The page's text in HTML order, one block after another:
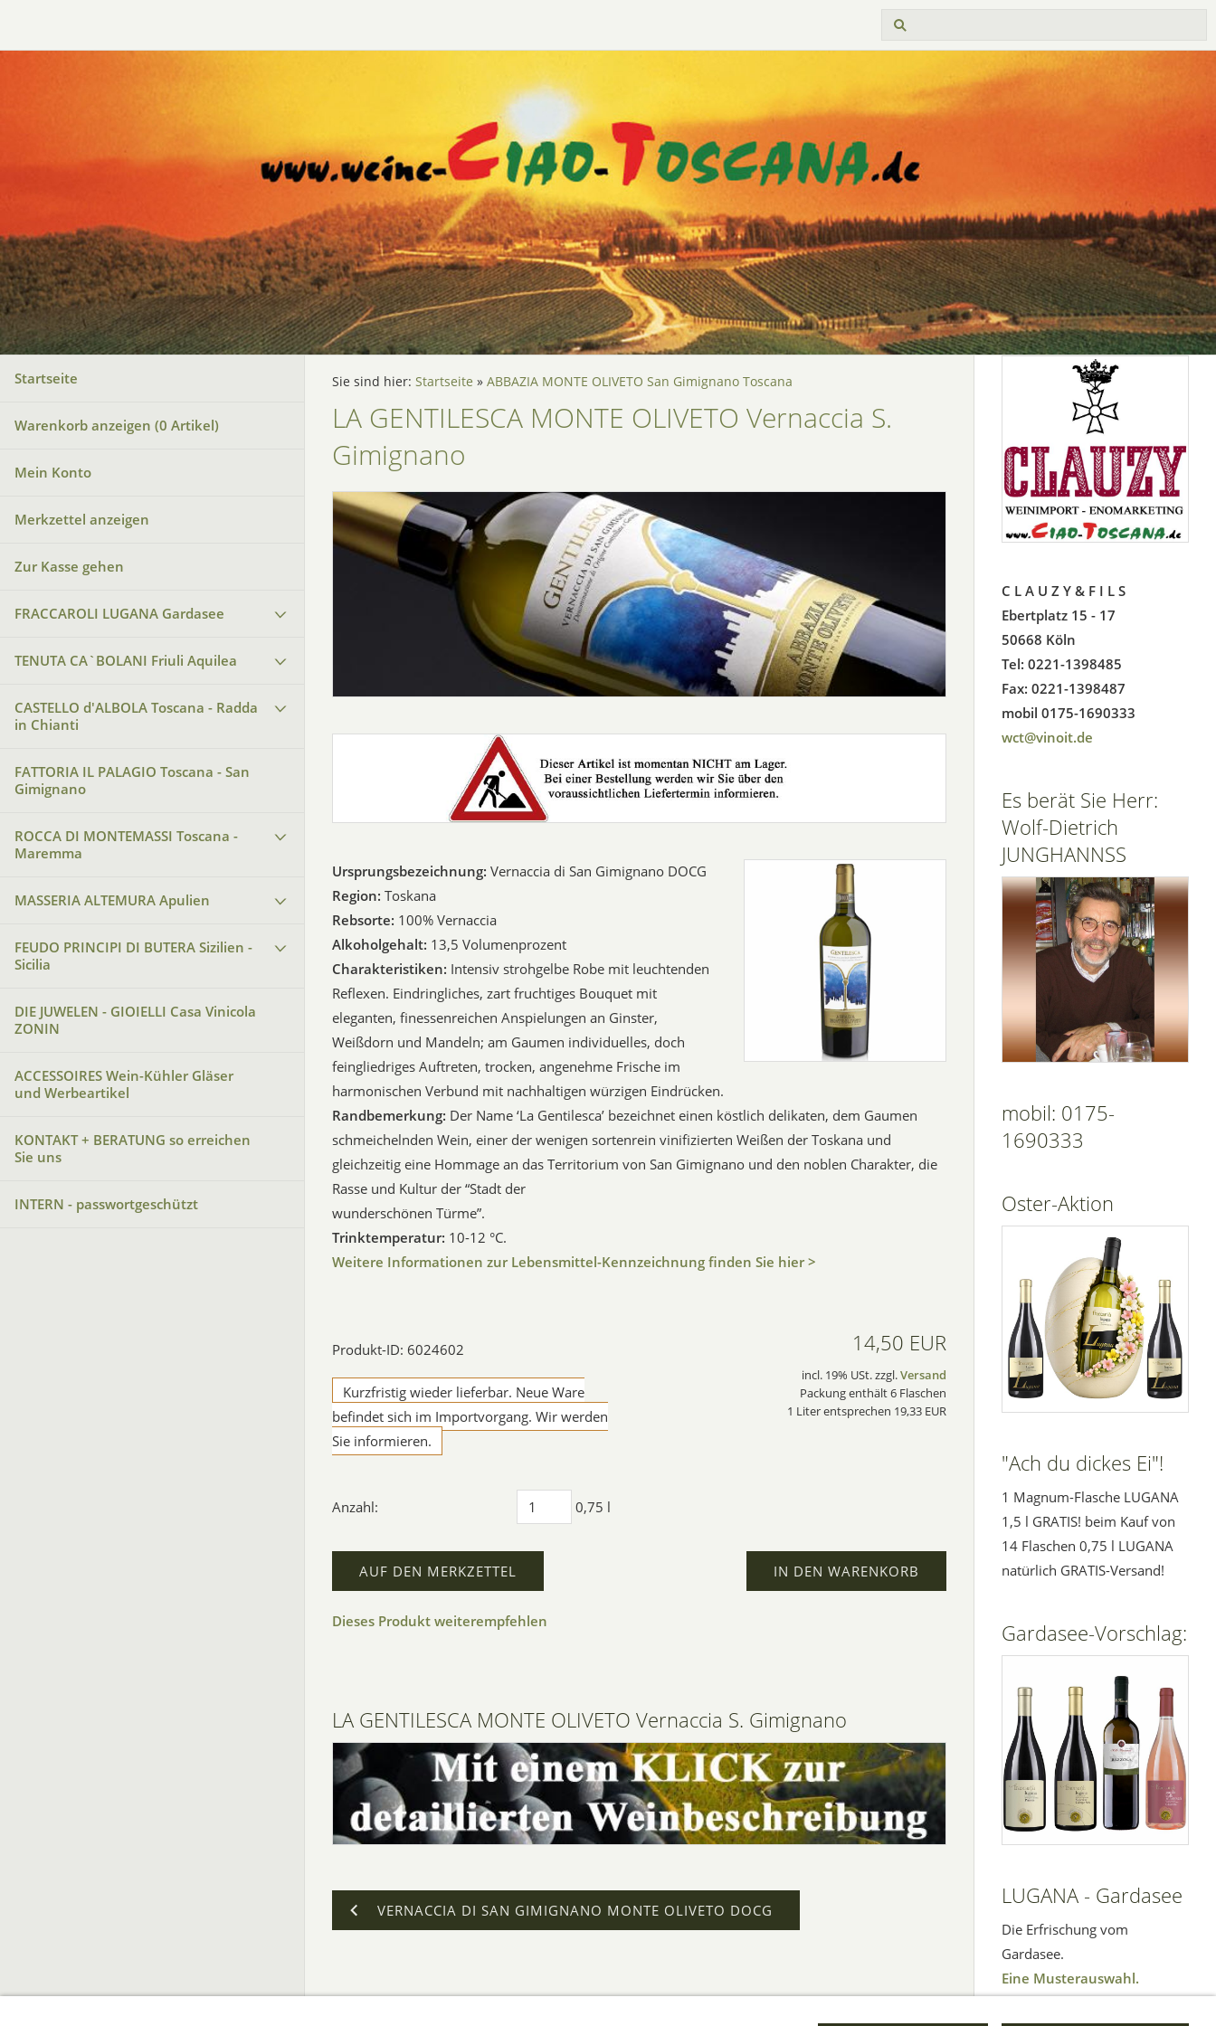
Startseite
Warenkorb anzeigen (0 Artikel)
Mein Konto
Merkzettel anzeigen
Zur Kasse gehen
FRACCAROLI LUGANA Gardasee
TENUTA CA`BOLANI Friuli Aquilea
CASTELLO d'ALBOLA Toscana - Radda
in Chianti
FATTORIA IL PALAGIO Toscana - San
Gimignano
ROCCA DI MONTEMASSI Toscana -
Maremma
MASSERIA ALTEMURA Apulien
FEUDO PRINCIPI DI BUTERA Sizilien -
Sicilia
DIE JUWELEN - GIOIELLI Casa Vinicola
ZONIN
ACCESSOIRES Wein-Kühler Gläser
und Werbeartikel
KONTAKT + BERATUNG so erreichen
Sie uns
INTERN - passwortgeschützt
Sie sind hier: Startseite » ABBAZIA MONTE OLIVETO San Gimignano Toscana
LA GENTILESCA MONTE OLIVETO Vernaccia S.
Gimignano
Ursprungsbezeichnung: Vernaccia di San Gimignano DOCG
Region: Toskana
Rebsorte: 100% Vernaccia
Alkoholgehalt: 13,5 Volumenprozent
Charakteristiken: Intensiv strohgelbe Robe mit leuchtenden
Reflexen. Eindringliches, zart fruchtiges Bouquet mit
eleganten, finessenreichen Anspielungen an Ginster,
Weißdorn und Mandeln; am Gaumen individuelles, doch
feingliedriges Auftreten, trocken, angenehme Frische im
harmonischen Verbund mit nachhaltigen würzigen Eindrücken.
Randbemerkung: Der Name ‘La Gentilesca’ bezeichnet einen köstlich delikaten, dem Gaumen
schmeichelnden Wein, einer der wenigen sortenrein vinifizierten Weißen der Toskana und
gleichzeitig eine Hommage an das Territorium von San Gimignano und den noblen Charakter, die
Rasse und Kultur der “Stadt der
wunderschönen Türme”.
Trinktemperatur: 10-12 °C.
Weitere Informationen zur Lebensmittel-Kennzeichnung finden Sie hier >
Produkt-ID: 6024602
Kurzfristig wieder lieferbar. Neue Ware
befindet sich im Importvorgang. Wir werden
Sie informieren.
14,50 EUR
incl. 19% USt. zzgl.Versand
Packung enthält 6 Flaschen
1 Liter entsprechen 19,33 EUR
Anzahl: 0,75 l
IN DEN WARENKORB
AUF DEN MERKZETTEL
Dieses Produkt weiterempfehlen
LA GENTILESCA MONTE OLIVETO Vernaccia S. Gimignano
VERNACCIA DI SAN GIMIGNANO MONTE OLIVETO DOCG
C L A U Z Y & F I L S
Ebertplatz 15 - 17
50668 Köln
Tel: 0221-1398485
Fax: 0221-1398487
mobil 0175-1690333
wct@vinoit.de
Es berät Sie Herr:
Wolf-Dietrich
JUNGHANNSS
mobil: 0175-
1690333
Oster-Aktion
"Ach du dickes Ei"!
1 Magnum-Flasche LUGANA
1,5 l GRATIS! beim Kauf von
14 Flaschen 0,75 l LUGANA
natürlich GRATIS-Versand!
Gardasee-Vorschlag:
LUGANA - Gardasee
Die Erfrischung vom
Gardasee.
Eine Musterauswahl.